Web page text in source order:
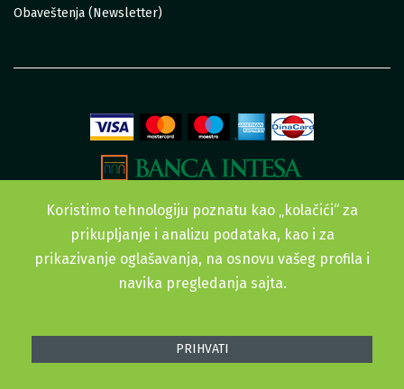
Obaveštenja (Newsletter)
Sva prava zadržana. © 2015-2022 Urban Garden doo
Koristimo tehnologiju poznatu kao „kolačići“ za
prikupljanje i analizu podataka, kao i za
prikazivanje oglašavanja, na osnovu vašeg profila i
navika pregledanja sajta.
PRIHVATI